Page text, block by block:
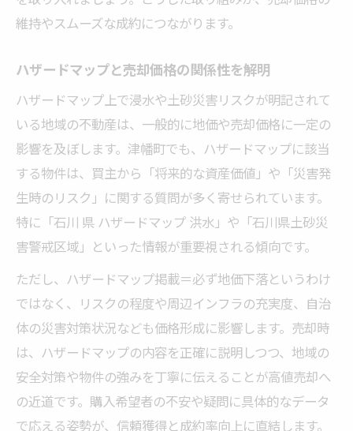
維持やスムーズな成約につながります。
ハザードマップと売却価格の関係性を解明
ハザードマップ上で浸水や土砂災害リスクが明記されて
いる地域の不動産は、一般的に地価や売却価格に一定の
影響を及ぼします。津幡町でも、ハザードマップに該当
する物件は、買主から「将来的な資産価値」や「災害発
生時のリスク」に関する質問が多く寄せられています。
特に「石川 県 ハザードマップ 洪水」や「石川県土砂災
害警戒区域」といった情報が重要視される傾向です。
ただし、ハザードマップ掲載＝必ず地価下落というわけ
ではなく、リスクの程度や周辺インフラの充実度、自治
体の災害対策状況なども価格形成に影響します。売却時
は、ハザードマップの内容を正確に説明しつつ、地域の
安全対策や物件の強みを丁寧に伝えることが高値売却へ
の近道です。購入希望者の不安や疑問に具体的なデータ
で応える姿勢が、信頼獲得と成約率向上に直結します。